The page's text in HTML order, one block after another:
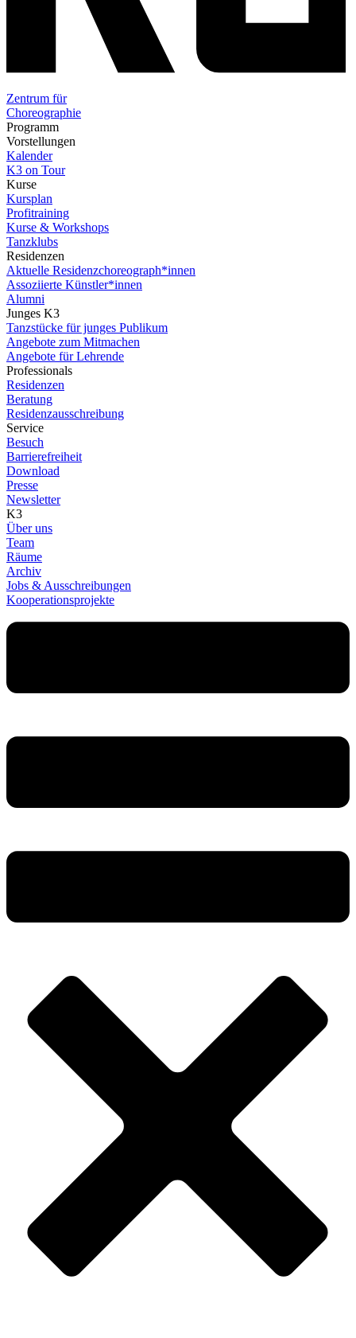
Zentrum für
Choreographie
Programm
Vorstellungen
Kalender
K3 on Tour
Kurse
Kursplan
Profitraining
Kurse & Workshops
Tanzklubs
Residenzen
Aktuelle Residenzchoreograph*innen
Assoziierte Künstler*innen
Alumni
Junges K3
Tanzstücke für junges Publikum
Angebote zum Mitmachen
Angebote für Lehrende
Professionals
Residenzen
Beratung
Residenzausschreibung
Service
Besuch
Barrierefreiheit
Download
Presse
Newsletter
K3
Über uns
Team
Räume
Archiv
Jobs & Ausschreibungen
Kooperationsprojekte